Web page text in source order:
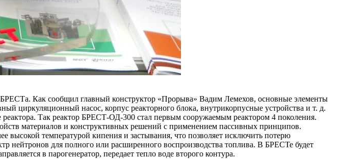
БРЕСТа. Как сообщил главный конструктор «Прорыва» Вадим Лемехов, основные элементы
циркуляционный насос, корпус реакторного блока, внутрикорпусные устройства и т. д.
Так реактор БРЕСТ-ОД‑300 стал первым сооружаемым реактором 4 поколения.
материалов и конструктивных решений с применением пассивных принципов.
высокой температурой кипения и застывания, что позволяет исключить потерю
нейтронов для полного или расширенного воспроизводства топлива. В БРЕСТе будет
в парогенератор, передает тепло воде второго контура.